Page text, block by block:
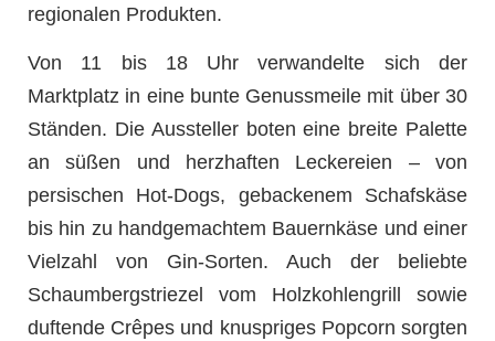
regionalen Produkten.
Von 11 bis 18 Uhr verwandelte sich der
Marktplatz in eine bunte Genussmeile mit über 30
Ständen. Die Aussteller boten eine breite Palette
an süßen und herzhaften Leckereien – von
persischen Hot-Dogs, gebackenem Schafskäse
bis hin zu handgemachtem Bauernkäse und einer
Vielzahl von Gin-Sorten. Auch der beliebte
Schaumbergstriezel vom Holzkohlengrill sowie
duftende Crêpes und knuspriges Popcorn sorgten